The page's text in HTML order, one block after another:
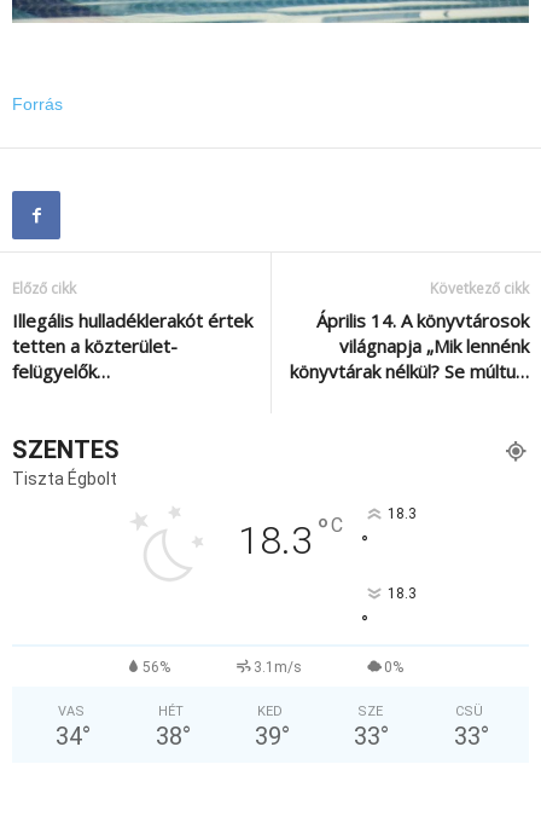
Forrás
Előző cikk
Illegális hulladéklerakót értek
tetten a közterület-
felügyelők…
Következő cikk
Április 14. A könyvtárosok
világnapja „Mik lennénk
könyvtárak nélkül? Se múltu…
SZENTES
Tiszta Égbolt
18.3 °C 18.3
°
18.3
°
56% 3.1m/s 0%
VAS
34°
HÉT
38°
KED
39°
SZE
33°
CSÜ
33°